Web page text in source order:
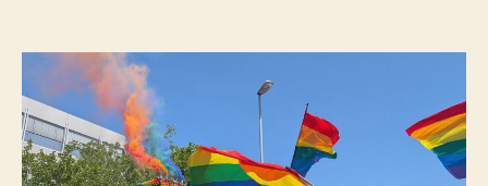
Oldenburg